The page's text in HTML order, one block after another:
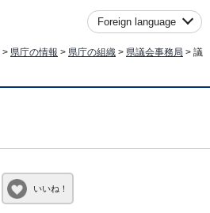
Foreign language
> 県庁の情報 > 県庁の組織 > 県議会事務局 > 議
いいね！